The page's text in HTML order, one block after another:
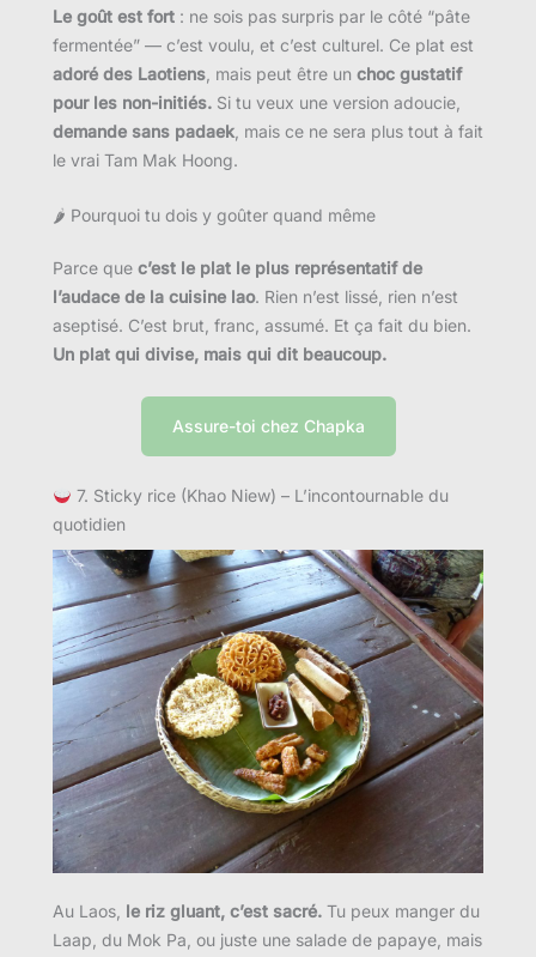
Le goût est fort : ne sois pas surpris par le côté “pâte
fermentée” — c’est voulu, et c’est culturel. Ce plat est
adoré des Laotiens , mais peut être un choc gustatif
pour les non-initiés. Si tu veux une version adoucie,
demande sans padaek , mais ce ne sera plus tout à fait
le vrai Tam Mak Hoong.
🌶 Pourquoi tu dois y goûter quand même
Parce que c’est le plat le plus représentatif de
l’audace de la cuisine lao. Rien n’est lissé, rien n’est
aseptisé. C’est brut, franc, assumé. Et ça fait du bien.
Un plat qui divise, mais qui dit beaucoup.
Assure-toi chez Chapka
7. Sticky rice (Khao Niew) – L’incontournable du
quotidien
Au Laos, le riz gluant, c’est sacré. Tu peux manger du
Laap, du Mok Pa, ou juste une salade de papaye, mais